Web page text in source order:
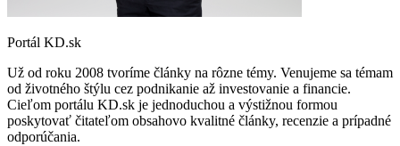
Portál KD.sk
Už od roku 2008 tvoríme články na rôzne témy. Venujeme sa témam
od životného štýlu cez podnikanie až investovanie a financie.
Cieľom portálu KD.sk je jednoduchou a výstižnou formou
poskytovať čitateľom obsahovo kvalitné články, recenzie a prípadné
odporúčania.